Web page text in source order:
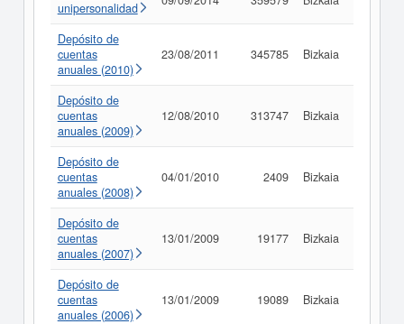
unipersonalidad
Depósito de
cuentas
anuales (2010)
23/08/2011 345785 Bizkaia
Depósito de
cuentas
anuales (2009)
12/08/2010 313747 Bizkaia
Depósito de
cuentas
anuales (2008)
04/01/2010 2409 Bizkaia
Depósito de
cuentas
anuales (2007)
13/01/2009 19177 Bizkaia
Depósito de
cuentas
anuales (2006)
13/01/2009 19089 Bizkaia